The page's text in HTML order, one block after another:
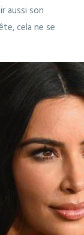
aussi son
cela ne se